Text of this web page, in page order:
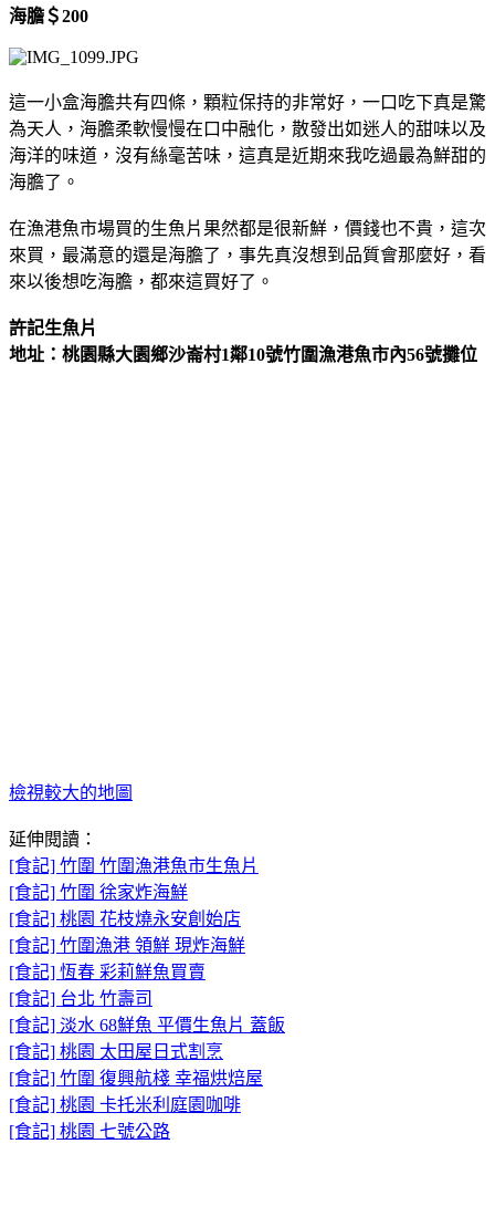
海膽＄200
這一小盒海膽共有四條，顆粒保持的非常好，一口吃下真是驚
為天人，海膽柔軟慢慢在口中融化，散發出如迷人的甜味以及
海洋的味道，沒有絲毫苦味，這真是近期來我吃過最為鮮甜的
海膽了。
在漁港魚市場買的生魚片果然都是很新鮮，價錢也不貴，這次
來買，最滿意的還是海膽了，事先真沒想到品質會那麼好，看
來以後想吃海膽，都來這買好了。
許記生魚片
地址：桃園縣大園鄉沙崙村1鄰10號竹圍漁港魚市內56號攤位
檢視較大的地圖
延伸閱讀：
[食記] 竹圍 竹圍漁港魚市生魚片
[食記] 竹圍 徐家炸海鮮
[食記] 桃園 花枝燒永安創始店
[食記] 竹圍漁港 領鮮 現炸海鮮
[食記] 恆春 彩莉鮮魚買賣
[食記] 台北 竹壽司
[食記] 淡水 68鮮魚 平價生魚片 蓋飯
[食記] 桃園 太田屋日式割烹
[食記] 竹圍 復興航棧 幸福烘焙屋
[食記] 桃園 卡托米利庭園咖啡
[食記] 桃園 七號公路